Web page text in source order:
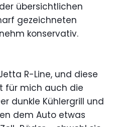
übersichtlichen
gezeichneten
konservativ.
R-Line, und diese
für mich auch die
dunkle Kühlergrill und
dem Auto etwas